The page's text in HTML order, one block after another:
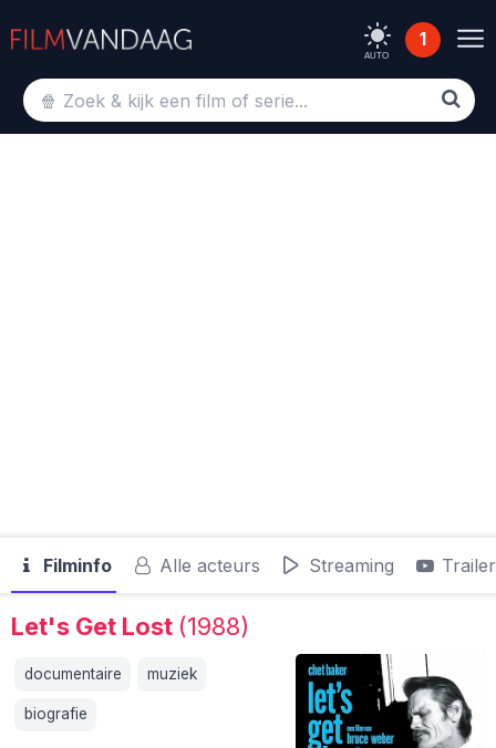
AUTO
1
Filminfo Alle acteurs Streaming Trailer
Let's Get Lost (1988)
documentaire muziek
biografie